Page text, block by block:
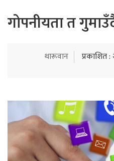
गोपनीयता त
थारूवान प्रकाशित